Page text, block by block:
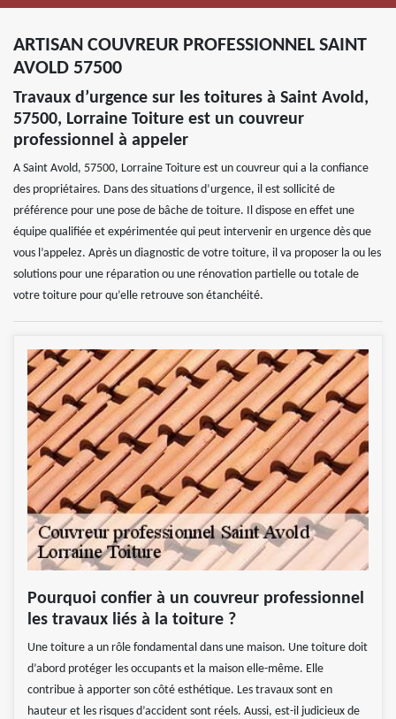
ARTISAN COUVREUR PROFESSIONNEL SAINT
AVOLD 57500
Travaux d’urgence sur les toitures à Saint Avold,
57500, Lorraine Toiture est un couvreur
professionnel à appeler
A Saint Avold, 57500, Lorraine Toiture est un couvreur qui a la confiance
des propriétaires. Dans des situations d’urgence, il est sollicité de
préférence pour une pose de bâche de toiture. Il dispose en effet une
équipe qualifiée et expérimentée qui peut intervenir en urgence dès que
vous l’appelez. Après un diagnostic de votre toiture, il va proposer la ou les
solutions pour une réparation ou une rénovation partielle ou totale de
votre toiture pour qu’elle retrouve son étanchéité.
Pourquoi confier à un couvreur professionnel
les travaux liés à la toiture ?
Une toiture a un rôle fondamental dans une maison. Une toiture doit
d’abord protéger les occupants et la maison elle-même. Elle
contribue à apporter son côté esthétique. Les travaux sont en
hauteur et les risques d’accident sont réels. Aussi, est-il judicieux de